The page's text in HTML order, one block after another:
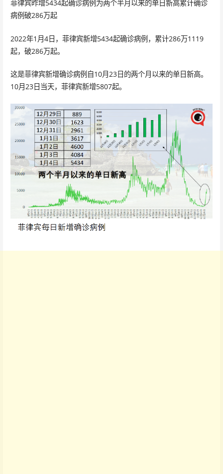
菲律宾昨增5434起确诊病例为两个半月以来的单日新高累计确诊
病例破286万起
2022年1月4日，菲律宾新增5434起确诊病例，累计286万1119
起，破286万起。
这是菲律宾新增确诊病例自10月23日的两个月以来的单日新高。
10月23日当天，菲律宾新增5807起。